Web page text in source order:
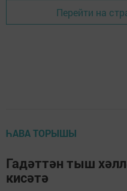
Перейти на
ҺАВА ТОРЫШЫ
Гадәттән тыш
кисәтә